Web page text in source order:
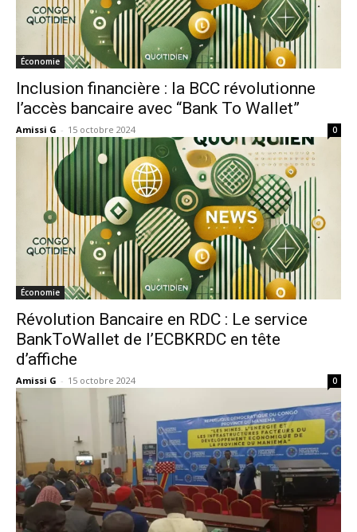
Économie
Inclusion financière : la BCC révolutionne
l’accès bancaire avec “Bank To Wallet”
Amissi G - 15 octobre 2024 0
Économie
Révolution Bancaire en RDC : Le service
BankToWallet de l’ECBKRDC en tête
d’affiche
Amissi G - 15 octobre 2024 0